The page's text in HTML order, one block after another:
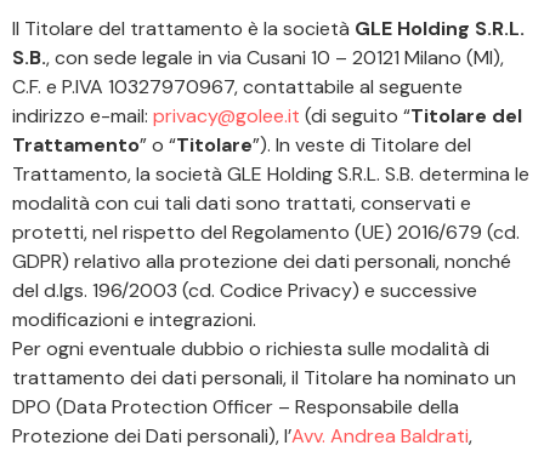
Il Titolare del trattamento è la società GLE Holding S.R.L.
S.B., con sede legale in via Cusani 10 – 20121 Milano (MI),
C.F. e P.IVA 10327970967, contattabile al seguente
indirizzo e-mail: privacy@golee.it (di seguito “Titolare del
Trattamento” o “Titolare”). In veste di Titolare del
Trattamento, la società GLE Holding S.R.L. S.B. determina le
modalità con cui tali dati sono trattati, conservati e
protetti, nel rispetto del Regolamento (UE) 2016/679 (cd.
GDPR) relativo alla protezione dei dati personali, nonché
del d.lgs. 196/2003 (cd. Codice Privacy) e successive
modificazioni e integrazioni.
Per ogni eventuale dubbio o richiesta sulle modalità di
trattamento dei dati personali, il Titolare ha nominato un
DPO (Data Protection Officer – Responsabile della
Protezione dei Dati personali), l’Avv. Andrea Baldrati,